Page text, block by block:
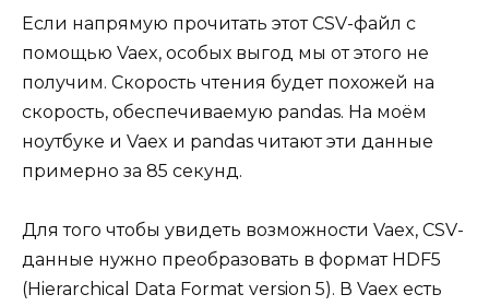
Если напрямую прочитать этот CSV-файл с
помощью Vaex, особых выгод мы от этого не
получим. Скорость чтения будет похожей на
скорость, обеспечиваемую pandas. На моём
ноутбуке и Vaex и pandas читают эти данные
примерно за 85 секунд.
Для того чтобы увидеть возможности Vaex, CSV-
данные нужно преобразовать в формат HDF5
(Hierarchical Data Format version 5). В Vaex есть